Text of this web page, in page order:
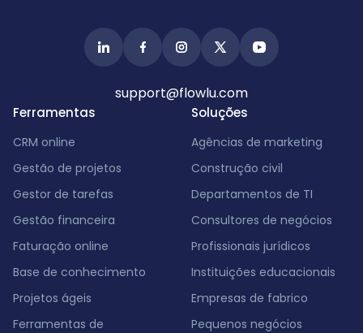
Ferramentas
CRM online
Gestão de projetos
Gestor de tarefas
Gestão financeira
Faturação online
Base de conhecimento
Projetos ágeis
Ferramentas de
Soluções
Agências de marketing
Construção civil
Departamentos de TI
Consultores de negócios
Profissionais jurídicos
Instituições educacionais
Empresas de fabrico
Pequenos negócios
support@flowlu.com